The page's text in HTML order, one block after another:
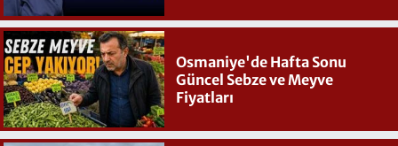
Osmaniye'de Hafta Sonu
Güncel Sebze ve Meyve
Fiyatları